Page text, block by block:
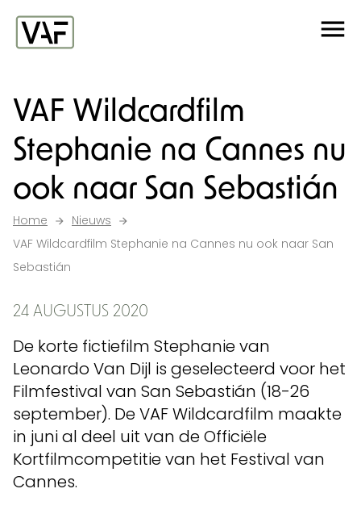
Ga verder naar de inhoud
VAF Wildcardfilm
Stephanie na Cannes nu
ook naar San Sebastián
Home
Nieuws
VAF Wildcardfilm Stephanie na Cannes nu ook naar San
Sebastián
24 AUGUSTUS 2020
De korte fictiefilm Stephanie van
Leonardo Van Dijl is geselecteerd voor het
Filmfestival van San Sebastián (18-26
september). De VAF Wildcardfilm maakte
in juni al deel uit van de Officiële
Kortfilmcompetitie van het Festival van
Cannes.